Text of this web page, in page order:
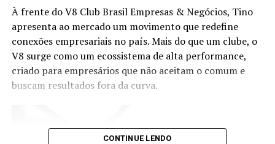
À frente do V8 Club Brasil Empresas & Negócios, Tino
apresenta ao mercado um movimento que redefine
conexões empresariais no país. Mais do que um clube, o
V8 surge como um ecossistema de alta performance,
criado para empresários que não aceitam o comum e
buscam resultados fora da curva.
CONTINUE LENDO